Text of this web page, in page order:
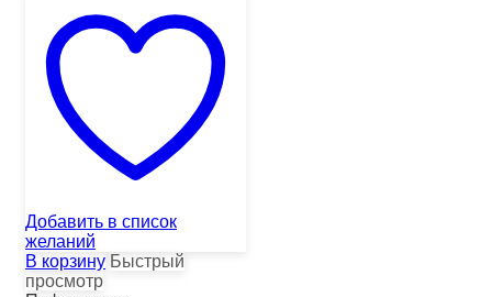
Добавить в список
желаний
В корзину Быстрый
просмотр